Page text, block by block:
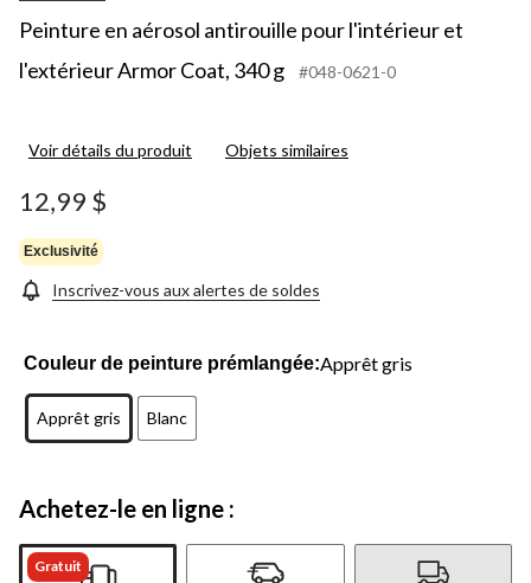
Peinture en aérosol antirouille pour l'intérieur et
l'extérieur Armor Coat, 340 g
#048-0621-0
Voir détails du produit Objets similaires
12,99 $
Exclusivité
Inscrivez-vous aux alertes de soldes
Couleur de peinture prémlangée:Apprêt gris
Apprêt gris Blanc
Achetez-le en ligne :
Gratuit